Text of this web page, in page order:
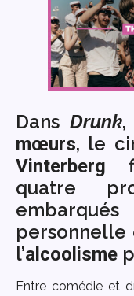
Dans Drunk,
mœurs, le
Vinterberg
quatre
personnelle
l’alcoolisme
Entre comédie et